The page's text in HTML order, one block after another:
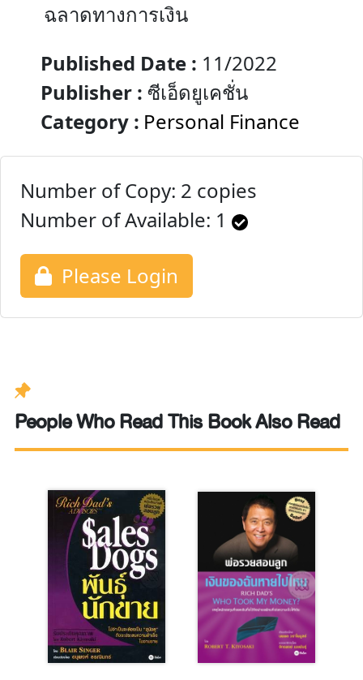
ฉลาดทางการเงิน
Published Date : 11/2022
Publisher : ซีเอ็ดยูเคชั่น
Category : Personal Finance
Number of Copy: 2 copies
Number of Available: 1
Please Login
People Who Read This Book Also Read